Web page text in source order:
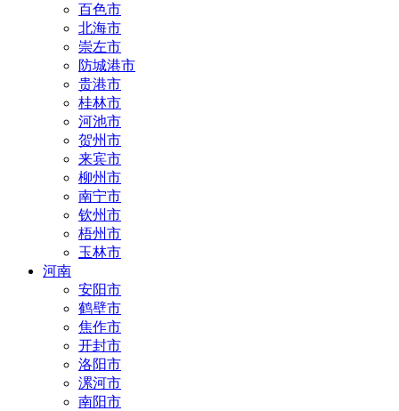
百色市
北海市
崇左市
防城港市
贵港市
桂林市
河池市
贺州市
来宾市
柳州市
南宁市
钦州市
梧州市
玉林市
河南
安阳市
鹤壁市
焦作市
开封市
洛阳市
漯河市
南阳市